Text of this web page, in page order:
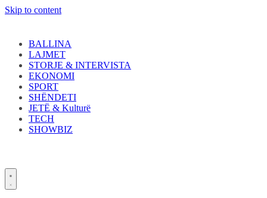
Skip to content
BALLINA
LAJMET
STORJE & INTERVISTA
EKONOMI
SPORT
SHËNDETI
JETË & Kulturë
TECH
SHOWBIZ